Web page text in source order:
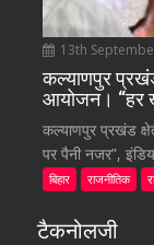
13th
कल्याणपुर
आयोजन। “हर
कल्याणपुर प्रखंड
पर पैनी नजर”,
बिहार राजनीतिक
टैकनोलजी